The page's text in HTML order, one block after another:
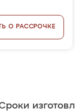
О РАССРОЧКЕ